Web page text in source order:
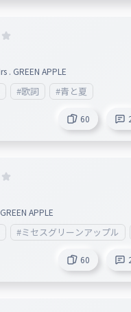
. GREEN APPLE
#歌詞 #青と夏
60
APPLE
#ミセスグリーンアップル
60